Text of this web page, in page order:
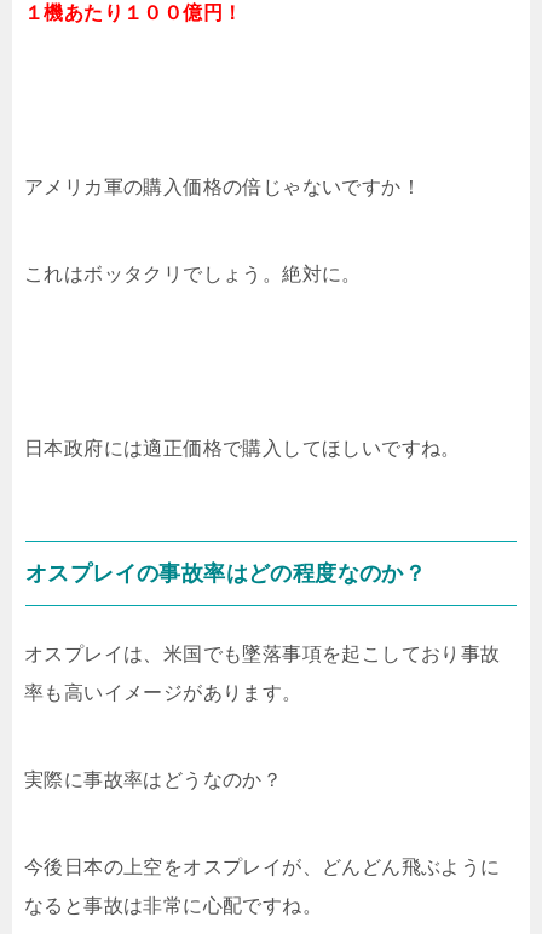
１機あたり１００億円！
アメリカ軍の購入価格の倍じゃないですか！
これはボッタクリでしょう。絶対に。
日本政府には適正価格で購入してほしいですね。
オスプレイの事故率はどの程度なのか？
オスプレイは、米国でも墜落事項を起こしており事故
率も高いイメージがあります。
実際に事故率はどうなのか？
今後日本の上空をオスプレイが、どんどん飛ぶように
なると事故は非常に心配ですね。